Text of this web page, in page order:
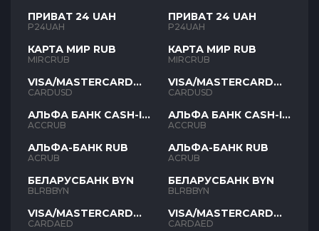
ПРИВАТ 24 UAH
P24UAH
КАРТА МИР RUB
MIRCRUB
VISA/MASTERCARD
USD
CARDUSD
АЛЬФА БАНК CASH-IN
RUB
ACCRUB
АЛЬФА-БАНК RUB
ACRUB
БЕЛАРУСБАНК BYN
BLRBBYN
VISA/MASTERCARD
AED
CARDAED
ПРИВАТ 24 UAH
P24UAH
КАРТА МИР RUB
MIRCRUB
VISA/MASTERCARD
USD
CARDUSD
АЛЬФА БАНК CASH-IN
RUB
ACCRUB
АЛЬФА-БАНК RUB
ACRUB
БЕЛАРУСБАНК BYN
BLRBBYN
VISA/MASTERCARD
AED
CARDAED